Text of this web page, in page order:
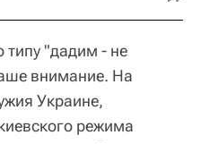
"дадим - не
внимание. На
Украине,
режима